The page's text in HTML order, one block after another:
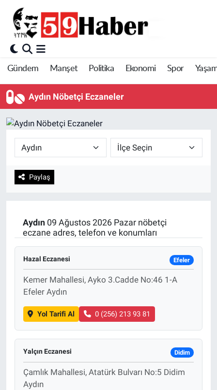
Gündem Manşet Politika Ekonomi Spor
Aydın Nöbetçi Eczaneler
Paylaş
Aydın09 Ağustos 2026 Pazar nöbetçi
eczane adres, telefon ve konumları
Hazal Eczanesi Efeler
Kemer Mahallesi, Ayko 3.Cadde No:46 1-A
Efeler Aydın
Yol Tarifi Al 0 (256) 213 93 81
Yalçın Eczanesi Didim
Çamlık Mahallesi, Atatürk Bulvarı No:5 Didim
Aydın